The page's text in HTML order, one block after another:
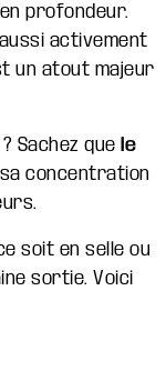
profondeur.
activement
un atout majeur
Sachez que le
concentration
soit en selle ou
sortie. Voici